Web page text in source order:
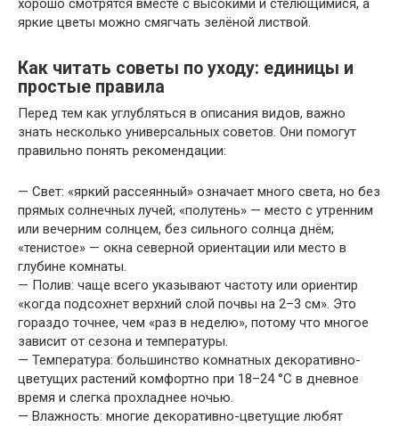
хорошо смотрятся вместе с высокими и стелющимися, а
яркие цветы можно смягчать зелёной листвой.
Как читать советы по уходу: единицы и
простые правила
Перед тем как углубляться в описания видов, важно
знать несколько универсальных советов. Они помогут
правильно понять рекомендации:
— Свет: «яркий рассеянный» означает много света, но без
прямых солнечных лучей; «полутень» — место с утренним
или вечерним солнцем, без сильного солнца днём;
«тенистое» — окна северной ориентации или место в
глубине комнаты.
— Полив: чаще всего указывают частоту или ориентир
«когда подсохнет верхний слой почвы на 2–3 см». Это
гораздо точнее, чем «раз в неделю», потому что многое
зависит от сезона и температуры.
— Температура: большинство комнатных декоративно-
цветущих растений комфортно при 18–24 °C в дневное
время и слегка прохладнее ночью.
— Влажность: многие декоративно-цветущие любят